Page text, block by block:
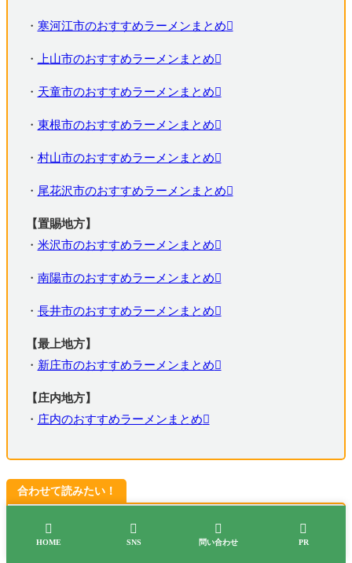
・ 寒河江市のおすすめラーメンまとめ
・ 上山市のおすすめラーメンまとめ
・ 天童市のおすすめラーメンまとめ
・ 東根市のおすすめラーメンまとめ
・ 村山市のおすすめラーメンまとめ
・ 尾花沢市のおすすめラーメンまとめ
【置賜地方】
・ 米沢市のおすすめラーメンまとめ
・ 南陽市のおすすめラーメンまとめ
・ 長井市のおすすめラーメンまとめ
【最上地方】
・ 新庄市のおすすめラーメンまとめ
【庄内地方】
・ 庄内のおすすめラーメンまとめ
合わせて読みたい！
・2024年にオープンした山形のお店まとめ

HOME

SNS

問い合わせ

PR